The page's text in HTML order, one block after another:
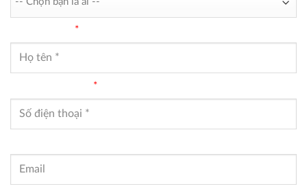
*
*